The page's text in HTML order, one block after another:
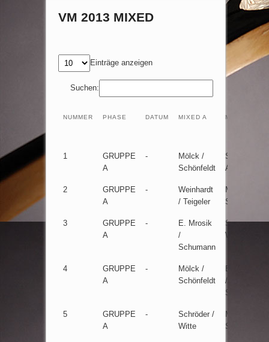
VM 2013 MIXED
Einträge anzeigen
Suchen:
NUMMER PHASE DATUM MIXED A MIXED B
1
GRUPPE
A
-
Mölck /
Schönfeldt
Schmidt /
Ambrozy
2
GRUPPE
A
-
Weinhardt
/ Teigeler
Mölck /
Schönfeldt
3
GRUPPE
A
-
E. Mrosik
/
Schumann
Schröder /
Witte
4
GRUPPE
A
-
Mölck /
Schönfeldt
E. Mrosik
/
Schumann
5
GRUPPE
A
-
Schröder /
Witte
Mölck /
Schönfeldt